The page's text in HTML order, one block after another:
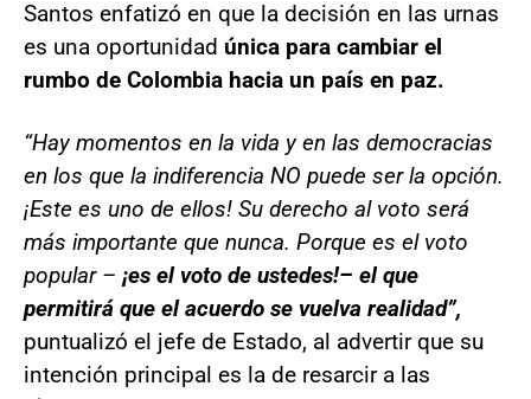
Santos enfatizó en que la decisión en las urnas
es una oportunidad única para cambiar el
rumbo de Colombia hacia un país en paz.
“Hay momentos en la vida y en las democracias
en los que la indiferencia NO puede ser la opción.
¡Este es uno de ellos! Su derecho al voto será
más importante que nunca. Porque es el voto
popular – ¡es el voto de ustedes!– el que
permitirá que el acuerdo se vuelva realidad”,
puntualizó el jefe de Estado, al advertir que su
intención principal es la de resarcir a las